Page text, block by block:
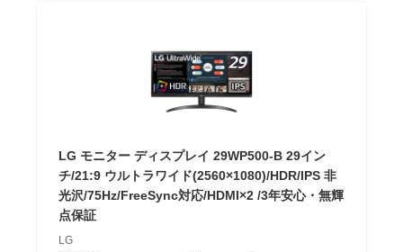
LG モニター ディスプレイ 29WP500-B 29イン
チ/21:9 ウルトラワイド(2560×1080)/HDR/IPS 非
光沢/75Hz/FreeSync対応/HDMI×2 /3年安心・無輝
点保証
LG